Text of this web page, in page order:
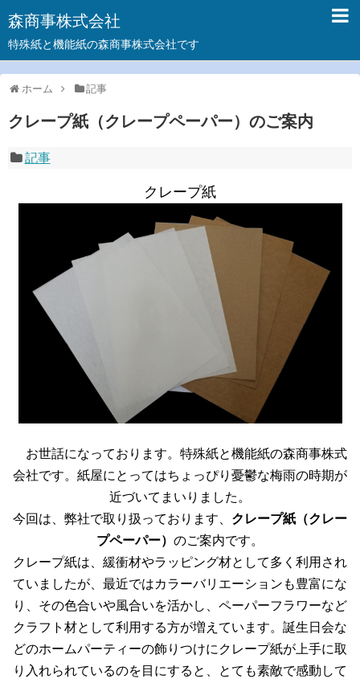
森商事株式会社
特殊紙と機能紙の森商事株式会社です
ホーム 記事
クレープ紙（クレープペーパー）のご案内
記事
クレープ紙
お世話になっております。特殊紙と機能紙の森商事株式
会社です。紙屋にとってはちょっぴり憂鬱な梅雨の時期が
近づいてまいりました。
今回は、弊社で取り扱っております、 クレープ紙（クレー
プペーパー） のご案内です。
クレープ紙は、緩衝材やラッピング材として多く利用され
ていましたが、最近ではカラーバリエーションも豊富にな
り、その色合いや風合いを活かし、ペーパーフラワーなど
クラフト材として利用する方が増えています。誕生日会な
どのホームパーティーの飾りつけにクレープ紙が上手に取
り入れられているのを目にすると、とても素敵で感動して